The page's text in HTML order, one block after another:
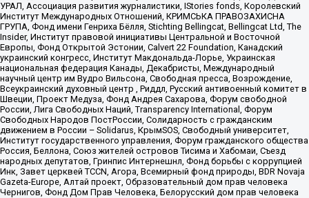
УРАЛ, Ассоциация развития журналистики, IStories fonds, Королевский
Институт Международных Отношений, КРИМСЬКА ПРАВОЗАХИСНА
ГРУПА, Фонд имени Генриха Бёлля, Stichting Bellingcat, Bellingcat Ltd, The
Insider, Институт правовой инициативы Центральной и Восточной
Европы, Фонд Открытой Эстонии, Calvert 22 Foundation, Канадский
украинский конгресс, Институт Макдональда-Лорье, Украинская
национальная федерация Канады, Декабристы, Международный
научный центр им Вудро Вильсона, Свободная пресса, Возрождение,
Всеукраинский духовный центр , Риддл, Русский антивоенный комитет в
Швеции, Проект Медуза, Фонд Андрея Сахарова, Форум свободной
России, Лига Свободных Наций, Transparеncy International, Форум
Свободных Народов ПостРоссии, Солидарность с гражданским
движением в России – Solidarus, КрымSOS, Свободный университет,
Институт государственного управления, Форум гражданского общества
Россия, Беллона, Союз жителей островов Тисима и Хабомаи, Съезд
народных депутатов, Гринпис Интернешнл, Фонд борьбы с коррупцией
Инк, Завет церквей TCCN, Агора, Всемирный фонд природы, BDR Novaja
Gazeta-Europe, Алтай проект, Образовательный дом прав человека
Чернигов, Фонд Дом Прав Человека, Белорусский дом прав человека